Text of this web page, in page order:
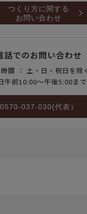
つくり方に関する
お問い合わせ
話でのお問い合わせ
間 ： 土・日・祝日を除
午前10:00～午後5:00まで
0570-037-030(代表）